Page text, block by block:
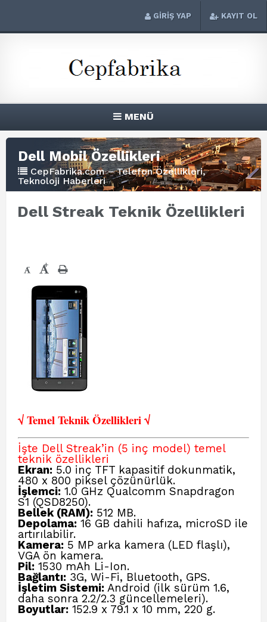
GİRİŞ YAP KAYIT OL
MENÜ
Dell Mobil Özellikleri
CepFabrika.com – Telefon Özellikleri,
Teknoloji Haberleri
Dell Streak Teknik Özellikleri
- +
√ Temel Teknik Özellikleri √
İşte Dell Streak’in (5 inç model) temel
teknik özellikleri
Ekran: 5.0 inç TFT kapasitif dokunmatik,
480 x 800 piksel çözünürlük.
İşlemci: 1.0 GHz Qualcomm Snapdragon
S1 (QSD8250).
Bellek (RAM): 512 MB.
Depolama: 16 GB dahili hafıza, microSD ile
artırılabilir.
Kamera: 5 MP arka kamera (LED flaşlı),
VGA ön kamera.
Pil: 1530 mAh Li-Ion.
Bağlantı: 3G, Wi-Fi, Bluetooth, GPS.
İşletim Sistemi: Android (ilk sürüm 1.6,
daha sonra 2.2/2.3 güncellemeleri).
Boyutlar: 152.9 x 79.1 x 10 mm, 220 g.